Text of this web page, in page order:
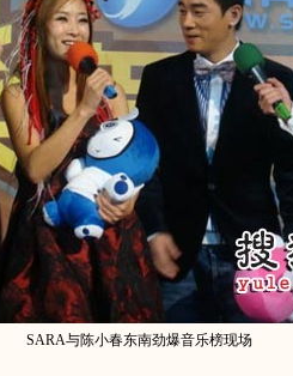
SARA与陈小春东南劲爆音乐榜现场